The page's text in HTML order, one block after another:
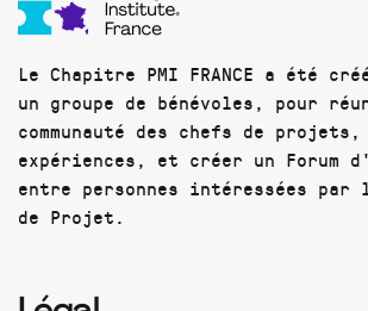
Le Chapitre PMI FRANCE a été
un groupe de bénévoles, pour
communauté des chefs de
expériences, et créer un Forum
entre personnes intéressées par
de Projet.